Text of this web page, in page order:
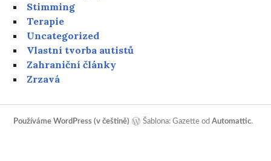
Stimming
Terapie
Uncategorized
Vlastní tvorba autistů
Zahraniční články
Zrzavá
Používáme WordPress (v češtině) Šablona: Gazette odAutomattic.